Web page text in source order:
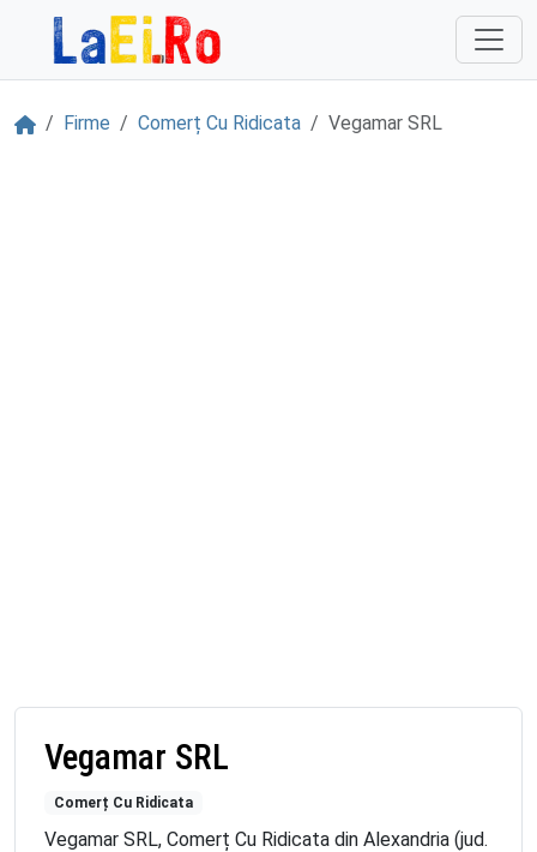
Sari la continut
AcasăFirme Comerț Cu Ridicata Vegamar SRL
Vegamar SRL
Comerț Cu Ridicata
Vegamar SRL, Comerț Cu Ridicata din Alexandria (jud.